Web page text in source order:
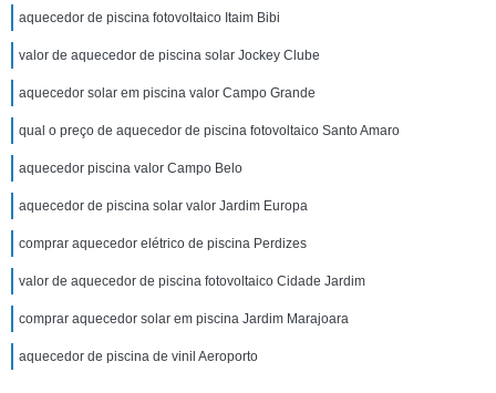
aquecedor de piscina fotovoltaico Itaim Bibi
valor de aquecedor de piscina solar Jockey Clube
aquecedor solar em piscina valor Campo Grande
qual o preço de aquecedor de piscina fotovoltaico Santo Amaro
aquecedor piscina valor Campo Belo
aquecedor de piscina solar valor Jardim Europa
comprar aquecedor elétrico de piscina Perdizes
valor de aquecedor de piscina fotovoltaico Cidade Jardim
comprar aquecedor solar em piscina Jardim Marajoara
aquecedor de piscina de vinil Aeroporto